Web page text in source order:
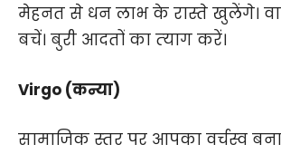
मेहनत से धन लाभ के रास्‍ते खुलेंगे।
बचें। बुरी आदतों का त्‍याग करें।
Virgo (कन्या)
सामाजिक स्‍तर पर आपका वर्चस्‍व